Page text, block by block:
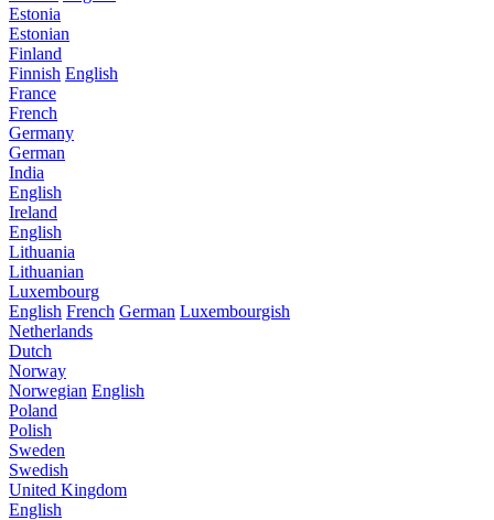
Estonia
Estonian
Finland
Finnish English
France
French
Germany
German
India
English
Ireland
English
Lithuania
Lithuanian
Luxembourg
English French German Luxembourgish
Netherlands
Dutch
Norway
Norwegian English
Poland
Polish
Sweden
Swedish
United Kingdom
English